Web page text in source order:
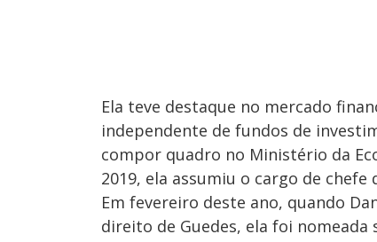
Ela teve destaque no mercado
independente de fundos de
compor quadro no Ministério da
2019, ela assumiu o cargo de chefe
Em fevereiro deste ano, quando
direito de Guedes, ela foi